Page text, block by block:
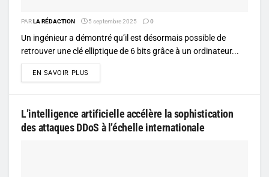
PARLA RÉDACTION 5 septembre 2025 0
Un ingénieur a démontré qu’il est désormais possible de
retrouver une clé elliptique de 6 bits grâce à un ordinateur...
EN SAVOIR PLUS
L’intelligence artificielle accélère la sophistication
des attaques DDoS à l’échelle internationale